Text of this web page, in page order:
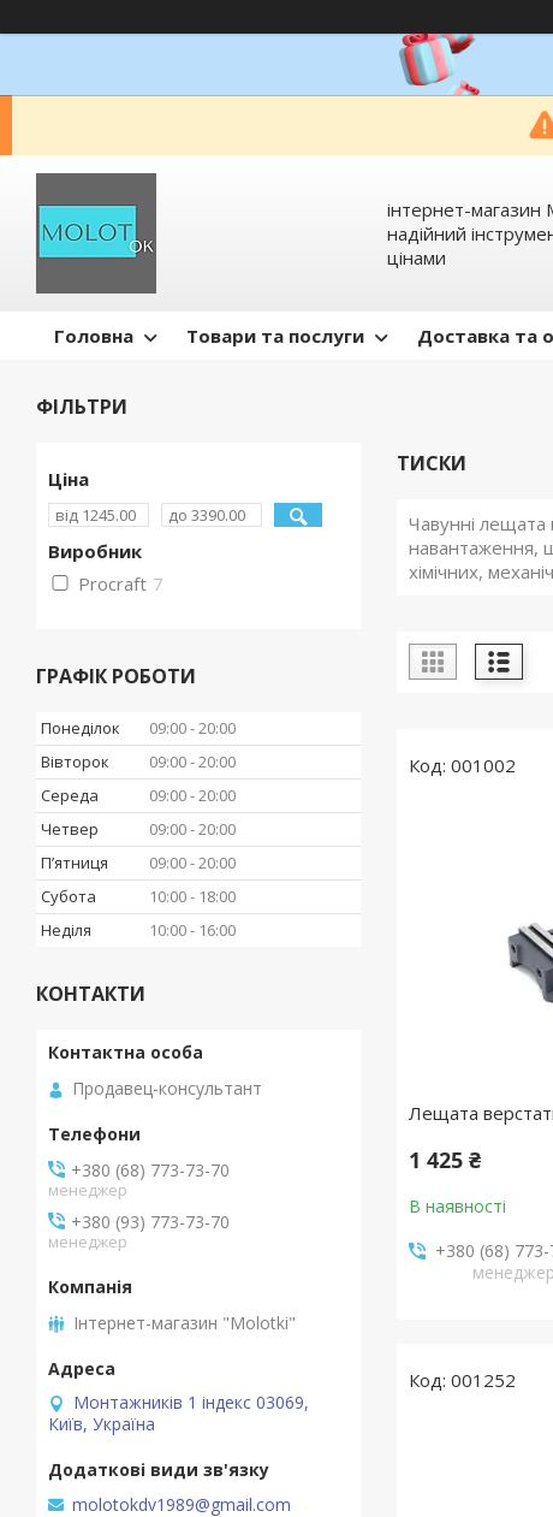
інтернет-магазин
надійний
цінами
Головна Товари та послуги Доставка та
ТИСКИ
Чавунні лещата
навантаження,
хімічних,
001002
Лещата
1 425 ₴
В наявності
+380 (68)
менеджер
001252
ФІЛЬТРИ
Ціна
Виробник
Procraft 7
ГРАФІК РОБОТИ
Понеділок 09:00 20:00
Вівторок
09:00 20:00
Середа
09:00 20:00
Четвер
09:00 20:00
Пʼятниця
09:00 20:00
Субота
10:00
18:00
Неділя
10:00 16:00
КОНТАКТИ
Продавец-консультант
+380 (68) 773-73-70
менеджер
+380 (93) 773-73-70
менеджер
Інтернет-магазин "Molotki"
Монтажників 1 індекс 03069,
Київ, Україна
molotokdv1989@gmail.com